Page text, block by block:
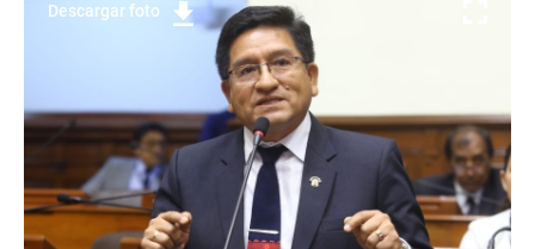
Descargar foto